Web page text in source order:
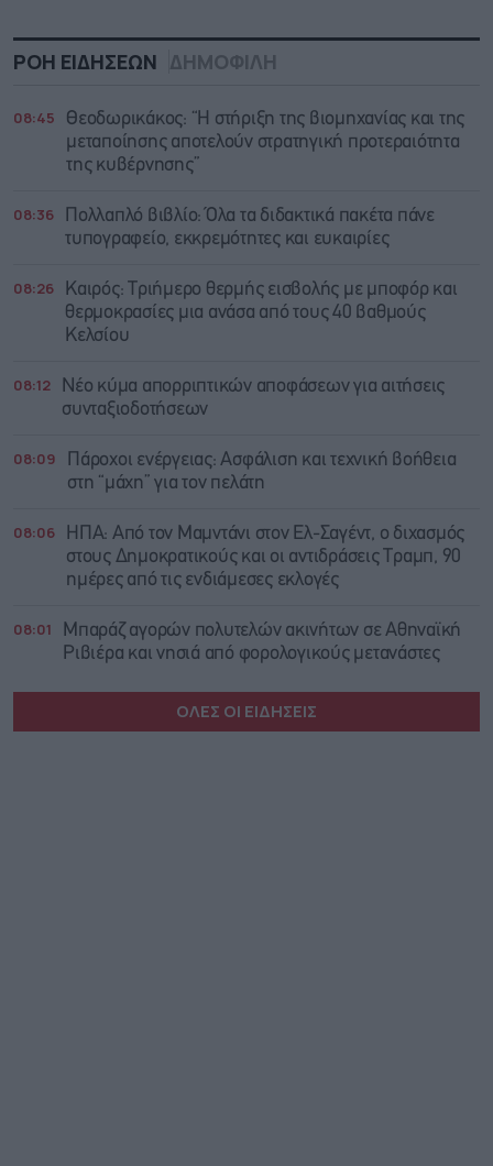
ΡΟΗ ΕΙΔΗΣΕΩΝ ΔΗΜΟΦΙΛΗ
08:45
Θεοδωρικάκος: “Η στήριξη της βιομηχανίας και της
μεταποίησης αποτελούν στρατηγική προτεραιότητα
της κυβέρνησης”
08:36
Πολλαπλό βιβλίο: Όλα τα διδακτικά πακέτα πάνε
τυπογραφείο, εκκρεμότητες και ευκαιρίες
08:26
Καιρός: Τριήμερο θερμής εισβολής με μποφόρ και
θερμοκρασίες μια ανάσα από τους 40 βαθμούς
Κελσίου
08:12
Νέο κύμα απορριπτικών αποφάσεων για αιτήσεις
συνταξιοδοτήσεων
08:09
Πάροχοι ενέργειας: Ασφάλιση και τεχνική βοήθεια
στη “μάχη” για τον πελάτη
08:06
ΗΠΑ: Από τον Μαμντάνι στον Ελ-Σαγέντ, ο διχασμός
στους Δημοκρατικούς και οι αντιδράσεις Τραμπ, 90
ημέρες από τις ενδιάμεσες εκλογές
08:01
Μπαράζ αγορών πολυτελών ακινήτων σε Αθηναϊκή
Ριβιέρα και νησιά από φορολογικούς μετανάστες
ΟΛΕΣ ΟΙ ΕΙΔΗΣΕΙΣ